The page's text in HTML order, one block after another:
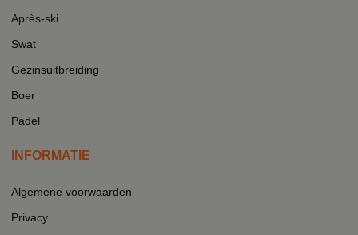
Après-ski
Swat
Gezinsuitbreiding
Boer
Padel
INFORMATIE
Algemene voorwaarden
Privacy